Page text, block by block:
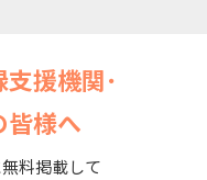
援機関･
皆様へ
料掲載して